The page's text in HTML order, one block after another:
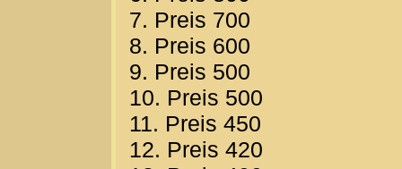
7. Preis 700
8. Preis 600
9. Preis 500
10. Preis 500
11. Preis 450
12. Preis 420